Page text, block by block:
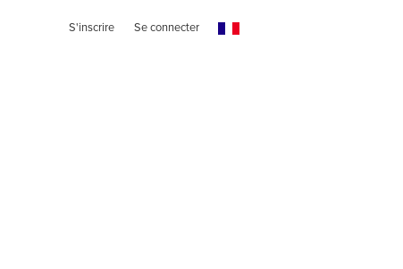
S'inscrire Se connecter